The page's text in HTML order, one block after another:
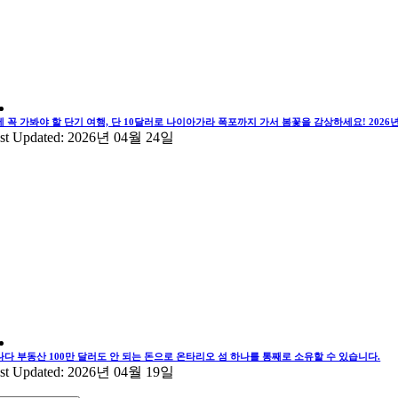
꼭 가봐야 할 단기 여행, 단 10달러로 나이아가라 폭포까지 가서 봄꽃을 감상하세요! 2026
Updated: 2026년 04월 24일
다 부동산 100만 달러도 안 되는 돈으로 온타리오 섬 하나를 통째로 소유할 수 있습니다.
Updated: 2026년 04월 19일